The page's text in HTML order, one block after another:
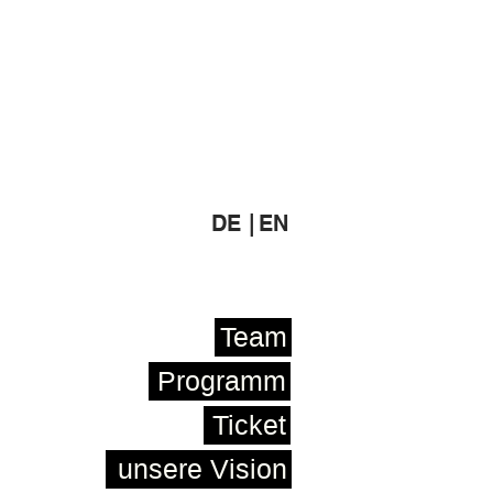
DE | EN
Team
Programm
Ticket
unsere Vision